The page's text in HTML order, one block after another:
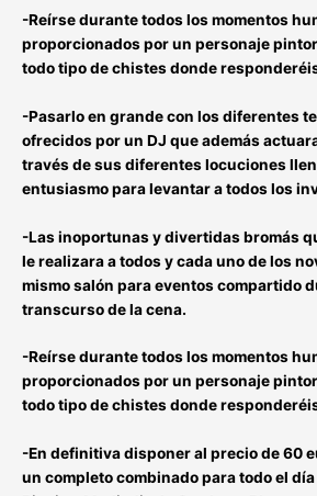
-Reírse durante todos los momentos
proporcionados por un personaje
todo tipo de chistes donde
-Pasarlo en grande con los diferentes
ofrecidos por un DJ que además
través de sus diferentes locuciones
entusiasmo para levantar a todos los
-Las inoportunas y divertidasbromás
le realizara a todos y cada uno de los
mismo salón para eventos compartido
transcurso de la cena.
-Reírse durante todos los momentos
proporcionados por un personaje
todo tipo de chistes donde
-En definitiva disponer al precio de60
un completo combinado para todo el